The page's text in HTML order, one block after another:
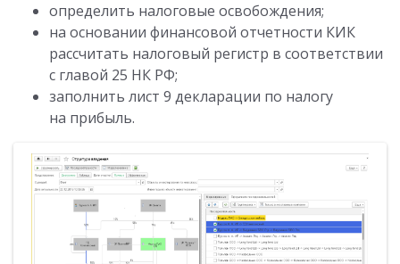
определить налоговые освобождения;
на основании финансовой отчетности КИК
рассчитать налоговый регистр в соответствии
с главой 25 НК РФ;
заполнить лист 9 декларации по налогу
на прибыль.